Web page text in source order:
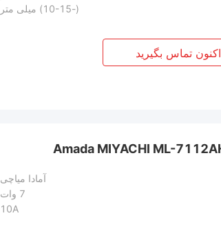
(-10-15) میلی متر
اکنون تماس بگیرید
آمادا میاچی
7 وات
10A